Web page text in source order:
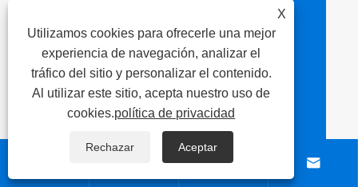
Datos de contacto
 DIRECCIÓN
NO.260, Xicheng Road,
distrito de Liangxi, ciudad
Jiangsu, China
 
X
Utilizamos cookies para ofrecerle una mejor
experiencia de navegación, analizar el
tráfico del sitio y personalizar el contenido.
Al utilizar este sitio, acepta nuestro uso de
cookies.política de privacidad
Rechazar Aceptar